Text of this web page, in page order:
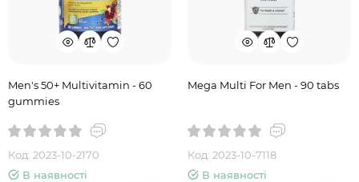
Men's 50+ Multivitamin - 60
gummies
Код: 2023-10-2170
В наявності
Mega Multi For Men - 90 tabs
Код: 2023-10-7118
В наявності